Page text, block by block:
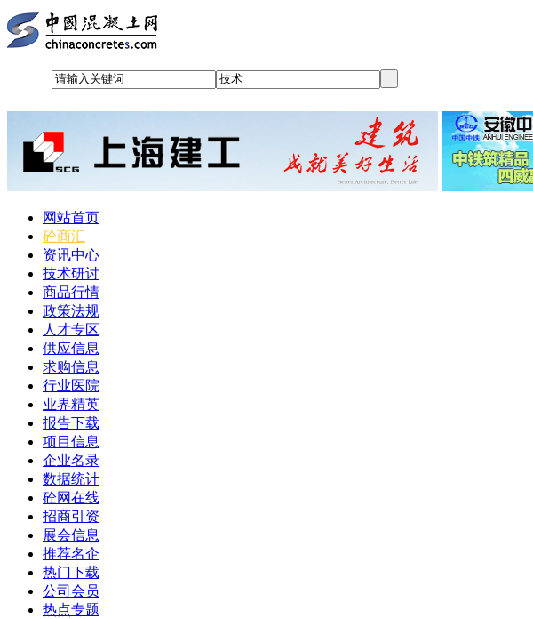
网站首页
砼商汇
资讯中心
技术研讨
商品行情
政策法规
人才专区
供应信息
求购信息
行业医院
业界精英
报告下载
项目信息
企业名录
数据统计
砼网在线
招商引资
展会信息
推荐名企
热门下载
公司会员
热点专题